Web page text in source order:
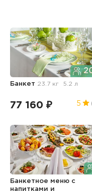
Банкет 23.7 кг 5.2 л
77 160 ₽ 5
Банкетное меню с
напитками и